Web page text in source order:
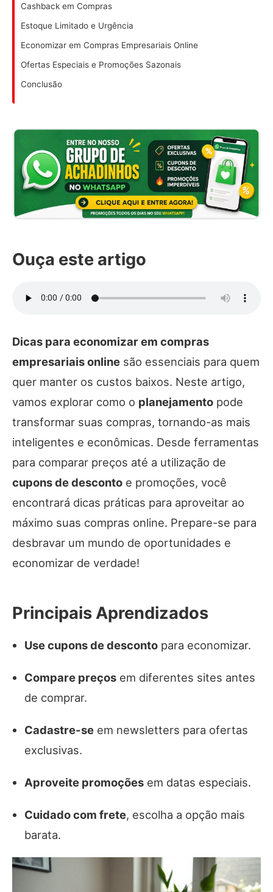
Cashback em Compras
Estoque Limitado e Urgência
Economizar em Compras Empresariais Online
Ofertas Especiais e Promoções Sazonais
Conclusão
Ouça este artigo
Dicas para economizar em compras
empresariais online são essenciais para quem
quer manter os custos baixos. Neste artigo,
vamos explorar como o planejamento pode
transformar suas compras, tornando-as mais
inteligentes e econômicas. Desde ferramentas
para comparar preços até a utilização de
cupons de desconto e promoções, você
encontrará dicas práticas para aproveitar ao
máximo suas compras online. Prepare-se para
desbravar um mundo de oportunidades e
economizar de verdade!
Principais Aprendizados
Use cupons de desconto para economizar.
Compare preços em diferentes sites antes
de comprar.
Cadastre-se em newsletters para ofertas
exclusivas.
Aproveite promoções em datas especiais.
Cuidado com frete, escolha a opção mais
barata.